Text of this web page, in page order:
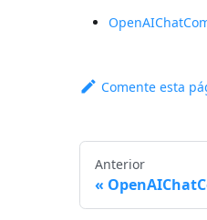
Comente esta
Anterior